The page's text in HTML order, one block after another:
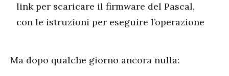
link per scaricare il firmware del Pascal,
con le istruzioni per eseguire l’operazione
Ma dopo qualche giorno ancora nulla: